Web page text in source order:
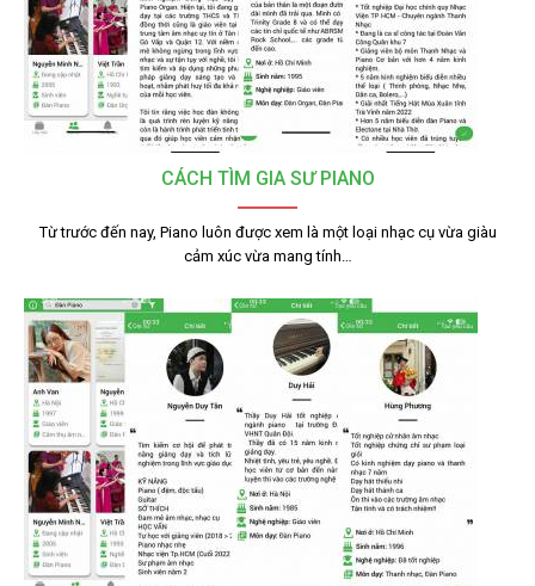
CÁCH TÌM GIA SƯ PIANO
Từ trước đến nay, Piano luôn được xem là một loại nhạc cụ vừa giàu
cảm xúc vừa mang tính…